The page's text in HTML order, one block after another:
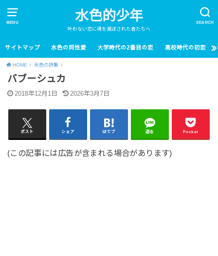
MENU SEARCH
水色的少年
叶わない恋に魂を滅ぼされた者たちへ
サイトマップ 水色の同性愛 大学時代の2番目の恋 高校時代の初恋
HOME 水色の詩集
バブーシュカ
2018年12月1日 2026年3月7日
ポスト シェア はてブ 送る Pocket
(この記事には広告が含まれる場合があります)